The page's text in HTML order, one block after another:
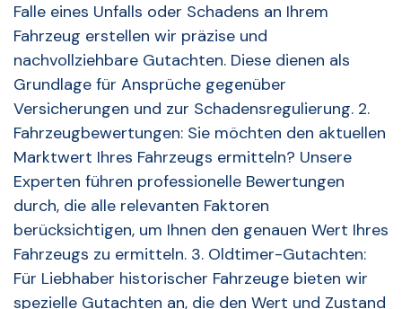
Falle eines Unfalls oder Schadens an Ihrem
Fahrzeug erstellen wir präzise und
nachvollziehbare Gutachten. Diese dienen als
Grundlage für Ansprüche gegenüber
Versicherungen und zur Schadensregulierung. 2.
Fahrzeugbewertungen: Sie möchten den aktuellen
Marktwert Ihres Fahrzeugs ermitteln? Unsere
Experten führen professionelle Bewertungen
durch, die alle relevanten Faktoren
berücksichtigen, um Ihnen den genauen Wert Ihres
Fahrzeugs zu ermitteln. 3. Oldtimer-Gutachten:
Für Liebhaber historischer Fahrzeuge bieten wir
spezielle Gutachten an, die den Wert und Zustand